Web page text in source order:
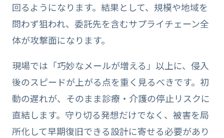
回るようになります。結果として、規模や地域を
問わず狙われ、委託先を含むサプライチェーン全
体が攻撃面になります。
現場では「巧妙なメールが増える」以上に、侵入
後のスピードが上がる点を重く見るべきです。初
動の遅れが、そのまま診療・介護の停止リスクに
直結します。守り切る発想だけでなく、被害を局
所化して早期復旧できる設計に寄せる必要があり